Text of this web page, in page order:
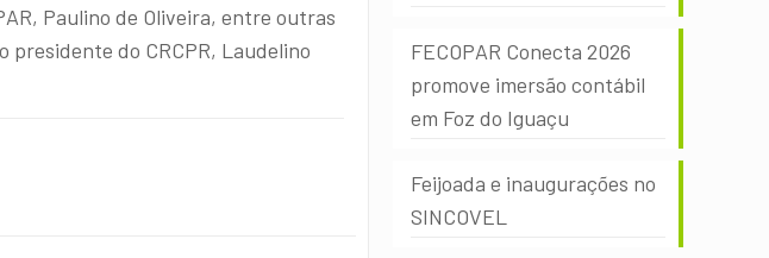
Paulino de Oliveira, entre outras
do CRCPR, Laudelino
FECOPAR Conecta 2026
promove imersão contábil
em Foz do Iguaçu
Feijoada e inaugurações no
SINCOVEL